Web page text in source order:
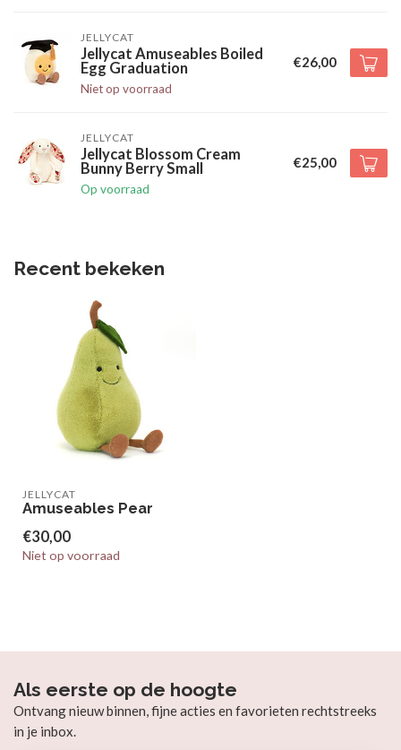
JELLYCAT
Jellycat Amuseables Boiled
Egg Graduation
Niet op voorraad
€26,00
JELLYCAT
Jellycat Blossom Cream
Bunny Berry Small
Op voorraad
€25,00
Recent bekeken
JELLYCAT
Amuseables Pear
€30,00
Niet op voorraad
Als eerste op de hoogte
Ontvang nieuw binnen, fijne acties en favorieten rechtstreeks
in je inbox.